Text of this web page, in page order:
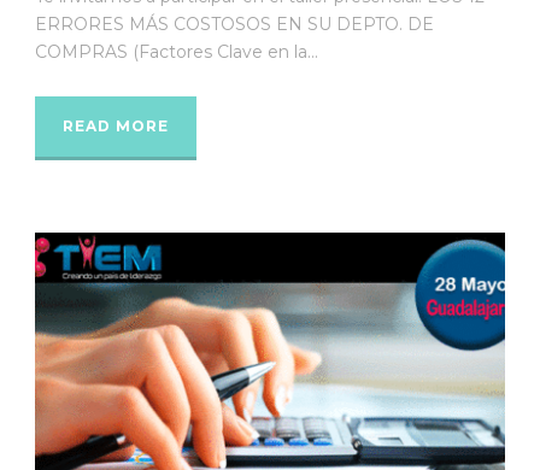
ERRORES MÁS COSTOSOS EN SU DEPTO. DE
COMPRAS (Factores Clave en la...
READ MORE